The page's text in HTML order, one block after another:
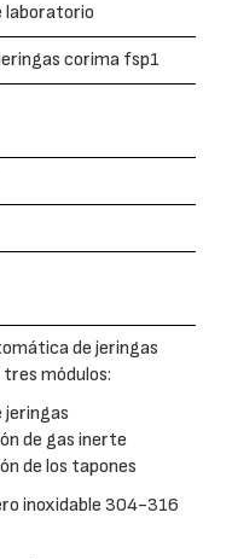
laboratorio
corima fsp1
de jeringas
módulos:
jeringas
de gas inerte
de los tapones
inoxidable 304-316